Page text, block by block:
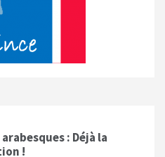
: Déjà la
!